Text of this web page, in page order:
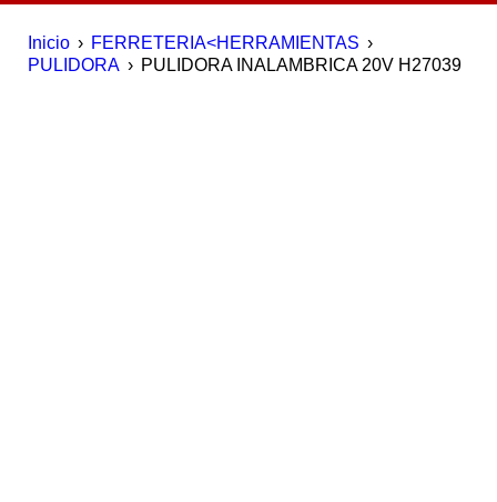
Inicio › FERRETERIA<HERRAMIENTAS ›
PULIDORA › PULIDORA INALAMBRICA 20V H27039